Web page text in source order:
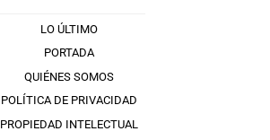
LO ÚLTIMO
PORTADA
QUIÉNES SOMOS
POLÍTICA DE PRIVACIDAD
PROPIEDAD INTELECTUAL